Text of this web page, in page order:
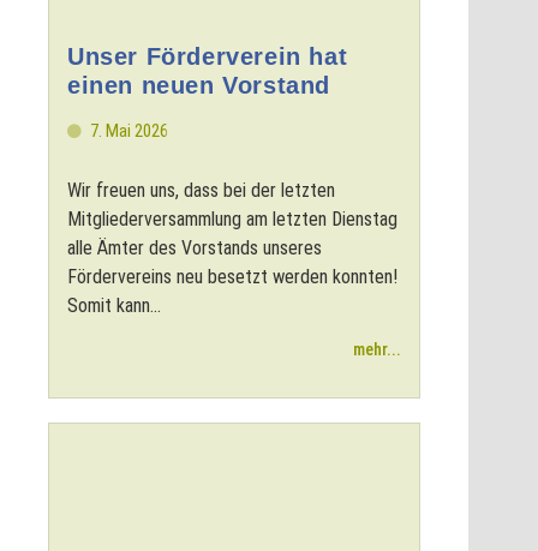
Unser Förderverein hat
einen neuen Vorstand
7. Mai 2026
Wir freuen uns, dass bei der letzten
Mitgliederversammlung am letzten Dienstag
alle Ämter des Vorstands unseres
Fördervereins neu besetzt werden konnten!
Somit kann...
mehr...